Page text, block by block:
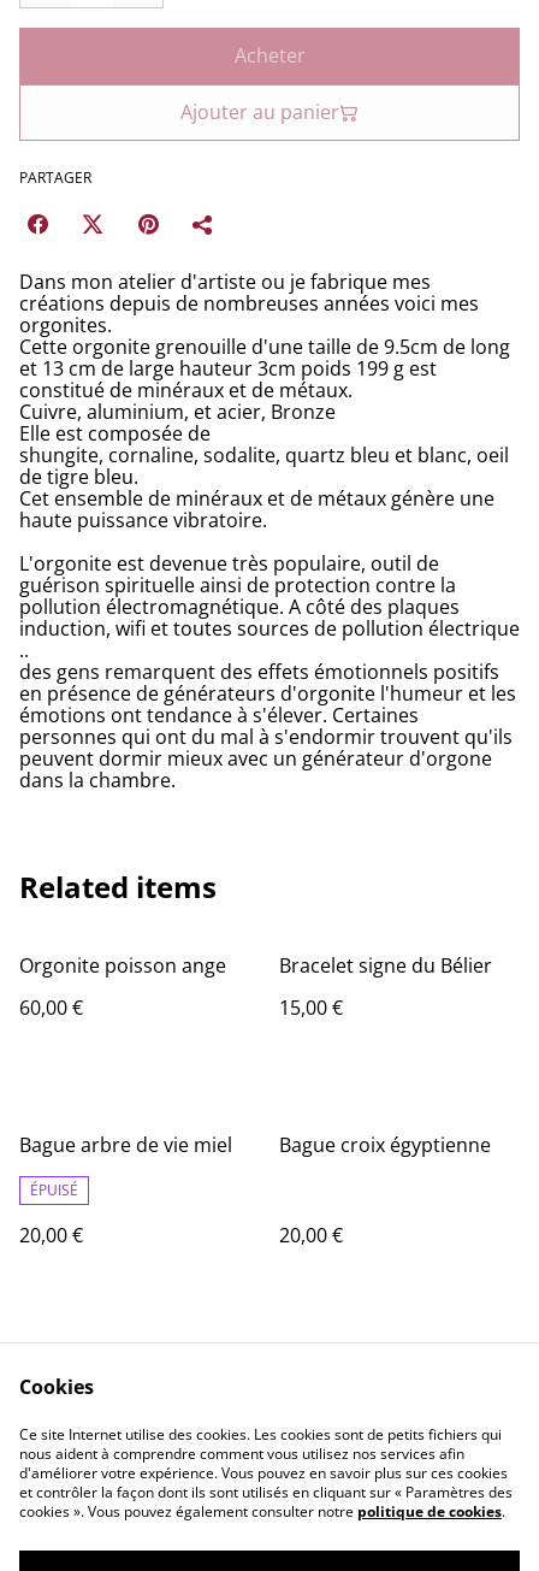
Acheter
Ajouter au panier
PARTAGER
Dans mon atelier d'artiste ou je fabrique mes
créations depuis de nombreuses années voici mes
orgonites.
Cette orgonite grenouille d'une taille de 9.5cm de long
et 13 cm de large hauteur 3cm poids 199 g est
constitué de minéraux et de métaux.
Cuivre, aluminium, et acier, Bronze
Elle est composée de
shungite, cornaline, sodalite, quartz bleu et blanc, oeil
de tigre bleu.
Cet ensemble de minéraux et de métaux génère une
haute puissance vibratoire.
L'orgonite est devenue très populaire, outil de
guérison spirituelle ainsi de protection contre la
pollution électromagnétique. A côté des plaques
induction, wifi et toutes sources de pollution électrique
..
des gens remarquent des effets émotionnels positifs
en présence de générateurs d'orgonite l'humeur et les
émotions ont tendance à s'élever. Certaines
personnes qui ont du mal à s'endormir trouvent qu'ils
peuvent dormir mieux avec un générateur d'orgone
dans la chambre.
Related items
Orgonite poisson ange
60,00 €
Bracelet signe du Bélier
15,00 €
Bague arbre de vie miel
ÉPUISÉ
20,00 €
Bague croix égyptienne
20,00 €
Contact
Informations Légale
politique de
confidentialité
Cookie
Cookies
Ce site Internet utilise des cookies. Les cookies sont de petits fichiers qui
nous aident à comprendre comment vous utilisez nos services afin
d'améliorer votre expérience. Vous pouvez en savoir plus sur ces cookies
et contrôler la façon dont ils sont utilisés en cliquant sur « Paramètres des
cookies ». Vous pouvez également consulter notre politique de cookies.